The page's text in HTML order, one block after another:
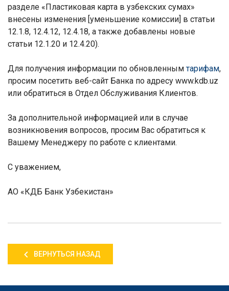
разделе «Пластиковая карта в узбекских сумах»
внесены изменения [уменьшение комиссии] в статьи
12.1.8, 12.4.12, 12.4.18, а также добавлены новые
статьи 12.1.20 и 12.4.20).
Для получения информации по обновленнымтарифам,
просим посетить веб-сайт Банка по адресу www.kdb.uz
или обратиться в Отдел Обслуживания Клиентов.
За дополнительной информацией или в случае
возникновения вопросов, просим Вас обратиться к
Вашему Менеджеру по работе с клиентами.
С уважением,
АО «КДБ Банк Узбекистан»
ВЕРНУТЬСЯ НАЗАД